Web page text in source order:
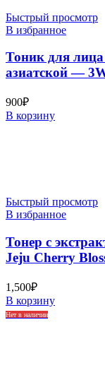
Быстрый просмотр
В избранное
Тоник для лица
азиатской —
900₽
В корзину
Быстрый просмотр
В избранное
Тонер с
Jeju Cherry
1,500₽
В корзину
Нет в наличии